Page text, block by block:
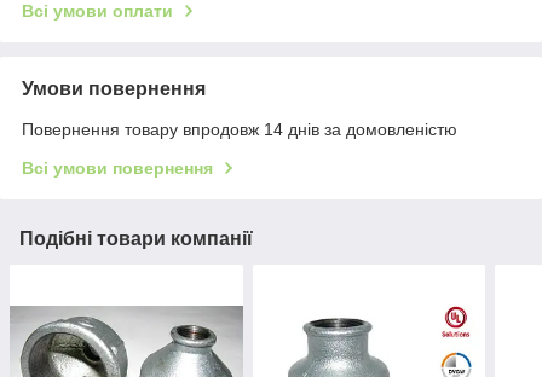
Всі умови оплати
Умови повернення
Повернення товару впродовж 14 днів за домовленістю
Всі умови повернення
Подібні товари компанії